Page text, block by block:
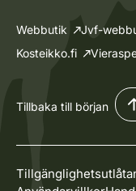
Webbutik Jvf-
Kosteikko.fi
Tillbaka till början